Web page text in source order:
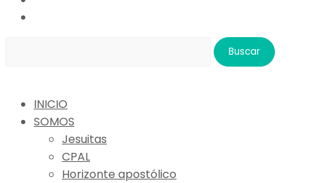
INICIO
SOMOS
Jesuitas
CPAL
Horizonte apostólico